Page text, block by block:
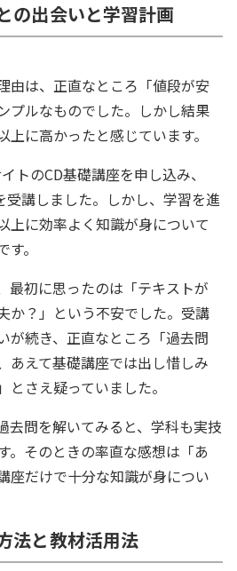
の出会いと学習計画
由は、正直なところ「値段が安
プルなものでした。しかし結果
に高かったと感じています。
トのCD基礎講座を申し込み、
講しました。しかし、学習を進
上に効率よく知識が身について
。
最初に思ったのは「テキストが
か？」という不安でした。受講
が続き、正直なところ「過去問
あえて基礎講座では出し惜しみ
さえ疑っていました。
去問を解いてみると、学科も実技
。そのときの率直な感想は「あ
座だけで十分な知識が身につい
法と教材活用法